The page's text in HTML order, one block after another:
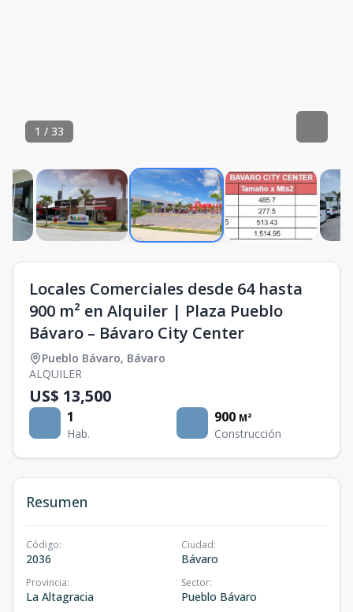
1 / 33
Locales Comerciales desde 64 hasta
900 m² en Alquiler | Plaza Pueblo
Bávaro – Bávaro City Center
Pueblo Bávaro, Bávaro
ALQUILER
US$ 13,500
1
Hab.
900 M²
Construcción
Resumen
Código:
2036
Ciudad:
Bávaro
Provincia:
La Altagracia
Sector:
Pueblo Bávaro